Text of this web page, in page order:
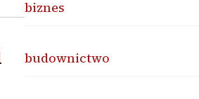
biznes
budownictwo